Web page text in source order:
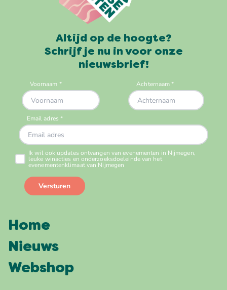
Altijd op de hoogte?
Schrijf je nu in voor onze
nieuwsbrief!
Home
Nieuws
Webshop